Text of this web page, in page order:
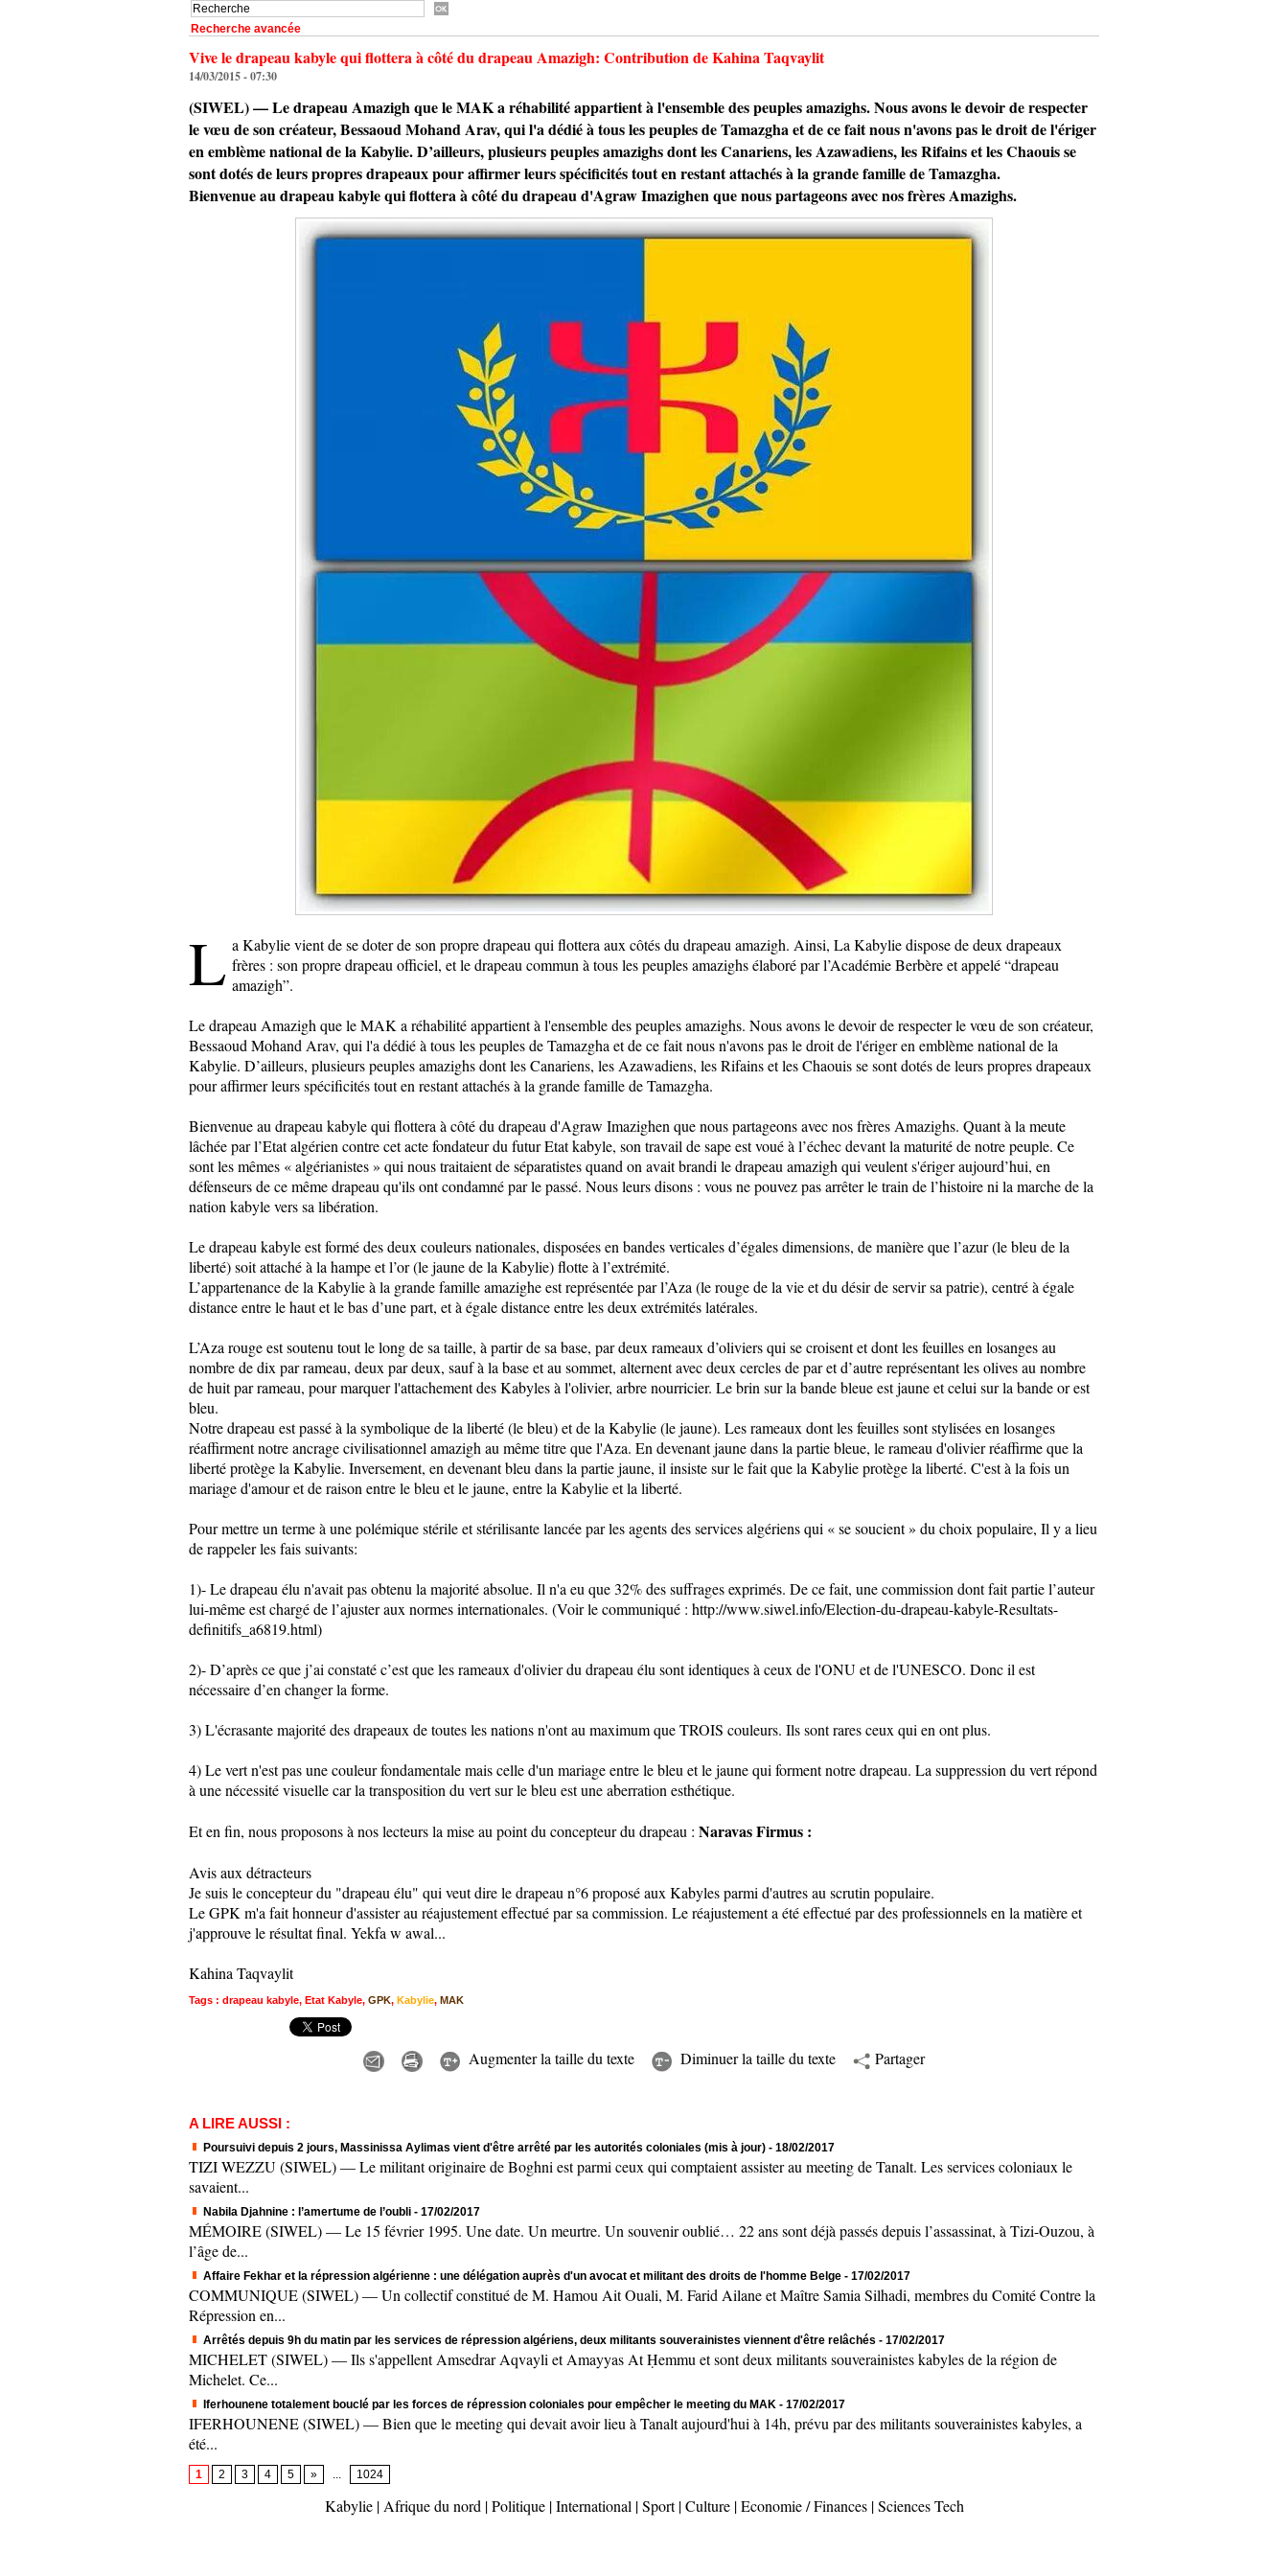
Recherche avancée
Vive le drapeau kabyle qui flottera à côté du drapeau Amazigh: Contribution de Kahina Taqvaylit
14/03/2015 - 07:30
(SIWEL) — Le drapeau Amazigh que le MAK a réhabilité appartient à l'ensemble des peuples amazighs. Nous avons le devoir de respecter
le vœu de son créateur, Bessaoud Mohand Arav, qui l'a dédié à tous les peuples de Tamazgha et de ce fait nous n'avons pas le droit de l'ériger
en emblème national de la Kabylie. D’ailleurs, plusieurs peuples amazighs dont les Canariens, les Azawadiens, les Rifains et les Chaouis se
sont dotés de leurs propres drapeaux pour affirmer leurs spécificités tout en restant attachés à la grande famille de Tamazgha.
Bienvenue au drapeau kabyle qui flottera à côté du drapeau d'Agraw Imazighen que nous partageons avec nos frères Amazighs.
L a Kabylie vient de se doter de son propre drapeau qui flottera aux côtés du drapeau amazigh. Ainsi, La Kabylie dispose de deux drapeaux
frères : son propre drapeau officiel, et le drapeau commun à tous les peuples amazighs élaboré par l’Académie Berbère et appelé “drapeau
amazigh”.
Le drapeau Amazigh que le MAK a réhabilité appartient à l'ensemble des peuples amazighs. Nous avons le devoir de respecter le vœu de son créateur,
Bessaoud Mohand Arav, qui l'a dédié à tous les peuples de Tamazgha et de ce fait nous n'avons pas le droit de l'ériger en emblème national de la
Kabylie. D’ailleurs, plusieurs peuples amazighs dont les Canariens, les Azawadiens, les Rifains et les Chaouis se sont dotés de leurs propres drapeaux
pour affirmer leurs spécificités tout en restant attachés à la grande famille de Tamazgha.
Bienvenue au drapeau kabyle qui flottera à côté du drapeau d'Agraw Imazighen que nous partageons avec nos frères Amazighs. Quant à la meute
lâchée par l’Etat algérien contre cet acte fondateur du futur Etat kabyle, son travail de sape est voué à l’échec devant la maturité de notre peuple. Ce
sont les mêmes « algérianistes » qui nous traitaient de séparatistes quand on avait brandi le drapeau amazigh qui veulent s'ériger aujourd’hui, en
défenseurs de ce même drapeau qu'ils ont condamné par le passé. Nous leurs disons : vous ne pouvez pas arrêter le train de l’histoire ni la marche de la
nation kabyle vers sa libération.
Le drapeau kabyle est formé des deux couleurs nationales, disposées en bandes verticales d’égales dimensions, de manière que l’azur (le bleu de la
liberté) soit attaché à la hampe et l’or (le jaune de la Kabylie) flotte à l’extrémité.
L’appartenance de la Kabylie à la grande famille amazighe est représentée par l’Aza (le rouge de la vie et du désir de servir sa patrie), centré à égale
distance entre le haut et le bas d’une part, et à égale distance entre les deux extrémités latérales.
L’Aza rouge est soutenu tout le long de sa taille, à partir de sa base, par deux rameaux d’oliviers qui se croisent et dont les feuilles en losanges au
nombre de dix par rameau, deux par deux, sauf à la base et au sommet, alternent avec deux cercles de par et d’autre représentant les olives au nombre
de huit par rameau, pour marquer l'attachement des Kabyles à l'olivier, arbre nourricier. Le brin sur la bande bleue est jaune et celui sur la bande or est
bleu.
Notre drapeau est passé à la symbolique de la liberté (le bleu) et de la Kabylie (le jaune). Les rameaux dont les feuilles sont stylisées en losanges
réaffirment notre ancrage civilisationnel amazigh au même titre que l'Aza. En devenant jaune dans la partie bleue, le rameau d'olivier réaffirme que la
liberté protège la Kabylie. Inversement, en devenant bleu dans la partie jaune, il insiste sur le fait que la Kabylie protège la liberté. C'est à la fois un
mariage d'amour et de raison entre le bleu et le jaune, entre la Kabylie et la liberté.
Pour mettre un terme à une polémique stérile et stérilisante lancée par les agents des services algériens qui « se soucient » du choix populaire, Il y a lieu
de rappeler les fais suivants:
1)- Le drapeau élu n'avait pas obtenu la majorité absolue. Il n'a eu que 32% des suffrages exprimés. De ce fait, une commission dont fait partie l’auteur
lui-même est chargé de l’ajuster aux normes internationales. (Voir le communiqué : http://www.siwel.info/Election-du-drapeau-kabyle-Resultats-
definitifs_a6819.html)
2)- D’après ce que j’ai constaté c’est que les rameaux d'olivier du drapeau élu sont identiques à ceux de l'ONU et de l'UNESCO. Donc il est
nécessaire d’en changer la forme.
3) L'écrasante majorité des drapeaux de toutes les nations n'ont au maximum que TROIS couleurs. Ils sont rares ceux qui en ont plus.
4) Le vert n'est pas une couleur fondamentale mais celle d'un mariage entre le bleu et le jaune qui forment notre drapeau. La suppression du vert répond
à une nécessité visuelle car la transposition du vert sur le bleu est une aberration esthétique.
Et en fin, nous proposons à nos lecteurs la mise au point du concepteur du drapeau : Naravas Firmus :
Avis aux détracteurs
Je suis le concepteur du "drapeau élu" qui veut dire le drapeau n°6 proposé aux Kabyles parmi d'autres au scrutin populaire.
Le GPK m'a fait honneur d'assister au réajustement effectué par sa commission. Le réajustement a été effectué par des professionnels en la matière et
j'approuve le résultat final. Yekfa w awal...
Kahina Taqvaylit
Tags : drapeau kabyle, Etat Kabyle, GPK, Kabylie, MAK
Augmenter la taille du texte Diminuer la taille du texte Partager
A LIRE AUSSI :
Poursuivi depuis 2 jours, Massinissa Aylimas vient d'être arrêté par les autorités coloniales (mis à jour) - 18/02/2017
TIZI WEZZU (SIWEL) — Le militant originaire de Boghni est parmi ceux qui comptaient assister au meeting de Tanalt. Les services coloniaux le
savaient...
Nabila Djahnine : l’amertume de l’oubli - 17/02/2017
MÉMOIRE (SIWEL) — Le 15 février 1995. Une date. Un meurtre. Un souvenir oublié… 22 ans sont déjà passés depuis l’assassinat, à Tizi-Ouzou, à
l’âge de...
Affaire Fekhar et la répression algérienne : une délégation auprès d'un avocat et militant des droits de l'homme Belge - 17/02/2017
COMMUNIQUE (SIWEL) — Un collectif constitué de M. Hamou Ait Ouali, M. Farid Ailane et Maître Samia Silhadi, membres du Comité Contre la
Répression en...
Arrêtés depuis 9h du matin par les services de répression algériens, deux militants souverainistes viennent d'être relâchés - 17/02/2017
MICHELET (SIWEL) — Ils s'appellent Amsedrar Aqvayli et Amayyas At Ḥemmu et sont deux militants souverainistes kabyles de la région de
Michelet. Ce...
Iferhounene totalement bouclé par les forces de répression coloniales pour empêcher le meeting du MAK - 17/02/2017
IFERHOUNENE (SIWEL) — Bien que le meeting qui devait avoir lieu à Tanalt aujourd'hui à 14h, prévu par des militants souverainistes kabyles, a
été...
1 2 3 4 5 » 1024
Kabylie | Afrique du nord |Politique |International |Sport |Culture |Economie / Finances |Sciences Tech